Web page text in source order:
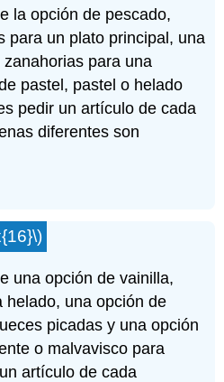
la opción de pescado,
para un plato principal, una
para una
pastel, pastel o helado
pedir un artículo de cada
diferentes son
una opción de vainilla,
helado, una opción de
picadas y una opción
o malvavisco para
artículo de cada